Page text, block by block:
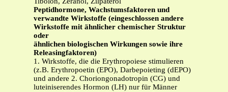
Peptidhormone, Wachstumsfaktoren und
verwandte Wirkstoffe (eingeschlossen andere
Wirkstoffe mit ähnlicher chemischer Struktur
oder
ähnlichen biologischen Wirkungen sowie ihre
Releasingfaktoren)
1. Wirkstoffe, die die Erythropoiese stimulieren
(z.B. Erythropoetin (EPO), Darbepoieting (dEPO)
und andere 2. Choriongonadotropin (CG) und
luteiniserendes Hormon (LH) nur für Männer